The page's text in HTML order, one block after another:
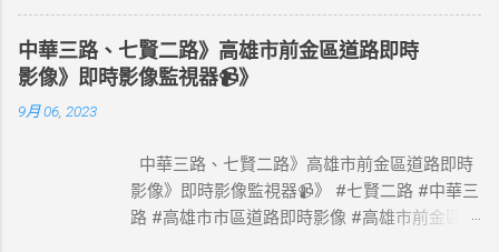
高速公路即時影像 #高速公路 即時了解路況，
以免塞車。 影像資料來源：交通部高速公路局
政府網站資料開放宣告
https://www.freeway.gov.tw/Publish.aspx?
中華三路、七賢二路》高雄市前金區道路即時
影像》即時影像監視器📹》
9月 06, 2023
中華三路、七賢二路》高雄市前金區道路即時
影像》即時影像監視器📹》 #七賢二路 #中華三
路 #高雄市市區道路即時影像 #高雄市前金區道